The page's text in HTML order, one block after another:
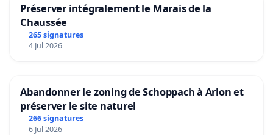
Préserver intégralement le Marais de la
Chaussée
265 signatures
4 Jul 2026
Abandonner le zoning de Schoppach à Arlon et
préserver le site naturel
266 signatures
6 Jul 2026